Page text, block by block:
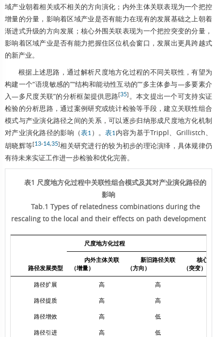
域产业朝着相关或不相关的方向演化；内外主体关联表现为一个把控
增量的分量，影响着区域产业是否有能力在现有的发展基础之上朝着
渐进式升级的方向发展；核心外围关联表现为一个把控突变的分量，
影响着区域产业是否有能力把握住区位机会窗口，发展出更具跨越式
的新产业。
根据上述思路，通过解析尺度地方化过程的不同关联性，有望为
构建一个“语境敏感的”“结构和能动性互动的”“多主体参与—多要素介
入—多尺度关联”的分析框架提供思路[35] 。本文提出一个可支持实证
检验的分析思路，通过案例研究或统计检验等手段，建立关联性组合
模式与产业演化路径之间的关系，可以逐步归纳形成尺度地方化机制
对产业演化路径的影响（表1 ）。表1内容为基于Trippl、Grillistch、
胡晓辉等[13-14,35]相关研究进行的较为初步的理论演绎，具体规律仍
有待未来实证工作进一步检验和优化完善。
表1 尺度地方化过程中关联性组合模式及其对产业演化路径的
影响
Tab.1 Types of relatedness combinations during the
rescaling to the local and their effects on path development
路径发展类型
尺度地方化过程
内外主体关联
（增量）
新旧路径关联
（方向）
核心—
（突变）
路径扩展 高 高
路径提质 高 高
路径增效 高 低
路径引进 高 低